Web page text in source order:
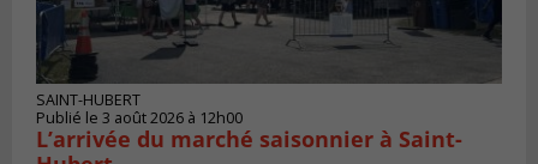
SAINT-HUBERT
Publié le 3 août 2026 à 12h00
L’arrivée du marché saisonnier à Saint-